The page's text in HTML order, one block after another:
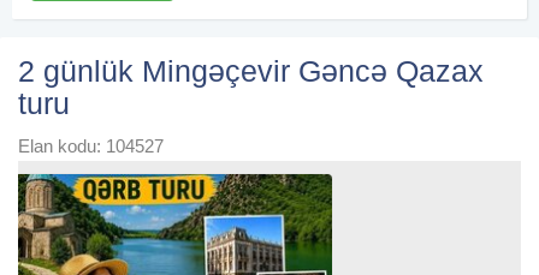
2 günlük Mingəçevir Gəncə Qazax
turu
Elan kodu: 104527